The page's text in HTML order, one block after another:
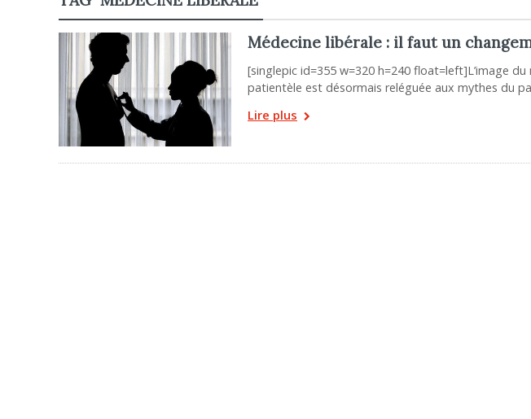
Médecine libérale : il faut un
[singlepic id=355 w=320 h=240 float=left]L’image
patientèle est désormais reléguée aux mythes du
Lire plus